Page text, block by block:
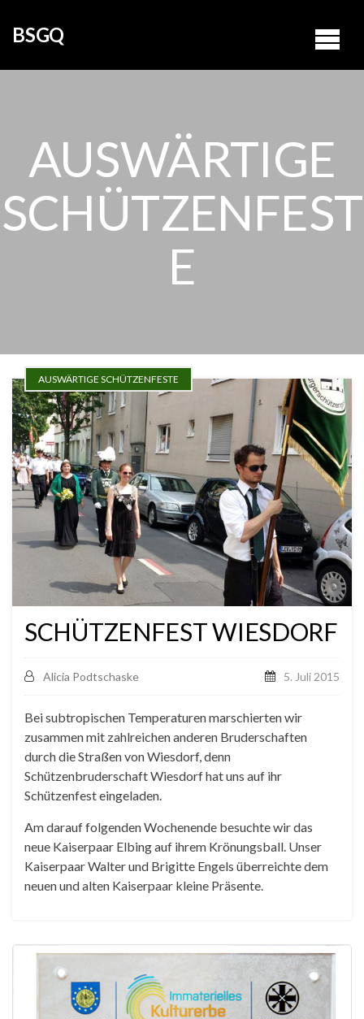
BSGQ
AUSWÄRTIGE
SCHÜTZENFEST
E
AUSWÄRTIGE SCHÜTZENFESTE
SCHÜTZENFEST WIESDORF
Alicia Podtschaske 5. Juli 2015
Bei subtropischen Temperaturen marschierten wir
zusammen mit zahlreichen anderen Bruderschaften
durch die Straßen von Wiesdorf, denn
Schützenbruderschaft Wiesdorf hat uns auf ihr
Schützenfest eingeladen.
Am darauf folgenden Wochenende besuchte wir das
neue Kaiserpaar Elbing auf ihrem Krönungsball. Unser
Kaiserpaar Walter und Brigitte Engels überreichte dem
neuen und alten Kaiserpaar kleine Präsente.